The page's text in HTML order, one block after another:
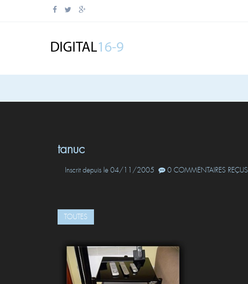
tanuc
Inscrit depuis le 04/11/2005 0 COMMENTAIRES REÇUS
TOUTES